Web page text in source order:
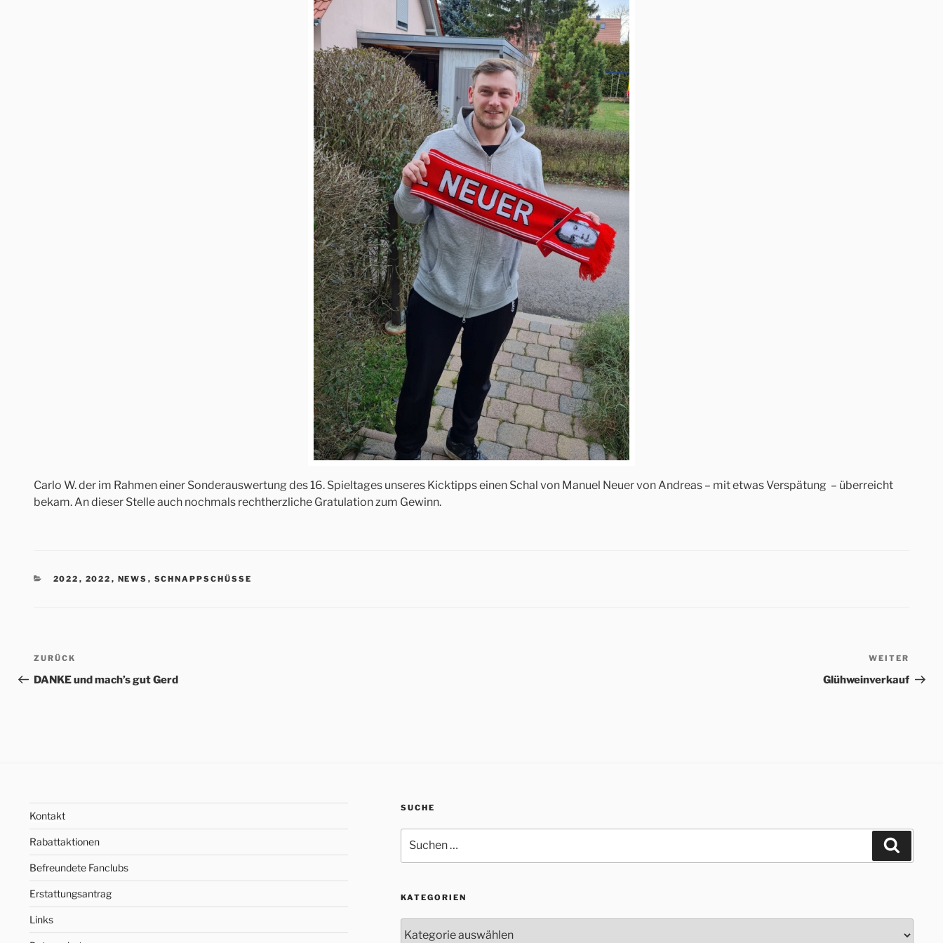
Carlo W. der im Rahmen einer Sonderauswertung des 16. Spieltages unseres Kicktipps einen Schal von Manuel Neuer von Andreas – mit etwas Verspätung – überreicht
bekam. An dieser Stelle auch nochmals rechtherzliche Gratulation zum Gewinn.
KATEGORIEN
2022 , 2022 , NEWS , SCHNAPPSCHÜSSE
Beitrags-
Navigation
Vorheriger
Beitrag
ZURÜCK
DANKE und mach’s gut Gerd
WEITER
Glühweinverkauf
Kontakt
Rabattaktionen
Befreundete Fanclubs
Erstattungsantrag
Links
SUCHE
nach:
KATEGORIEN